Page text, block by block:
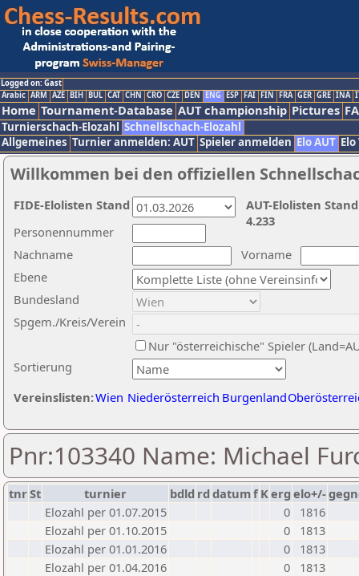
Logged on: Gast
Arabic ARM AZE BIH BUL CAT CHN CRO CZE DEN ENG ESP FAI FIN FRA GER GRE INA
Home Tournament-Database AUT championship Pictures
Turnierschach-Elozahl Schnellschach-Elozahl
Allgemeines Turnier anmelden: AUT Spieler anmelden Elo AUT
Willkommen bei den offiziellen
Nachname
Vorname
Ebene
Sortierung
Personennummer
Bundesland
Spgem./Kreis/Verein
Nur "österreichische" Spieler
Vereinslisten:Wien Niederösterreich Burgenland
AUT-Elolisten
4.233
FIDE-Elolisten Stand
Pnr:103340 Name: Michael
tnrSt turnier bdld rd datumf Kerg elo+/-
Elozahl per 01.07.2015
0
1816
Elozahl per 01.10.2015
0
1813
Elozahl per 01.01.2016
0
1813
Elozahl per 01.04.2016
0
1813